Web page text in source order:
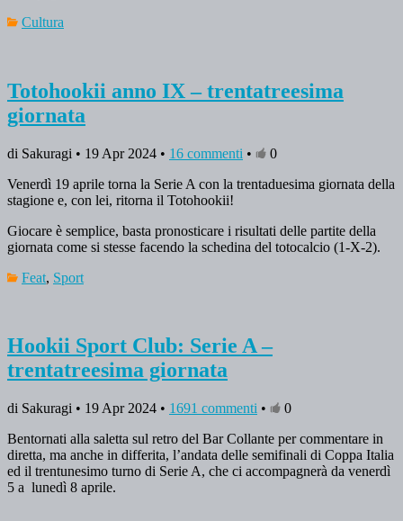
Cultura
Totohookii anno IX – trentatreesima
giornata
di Sakuragi • 19 Apr 2024 • 16 commenti •
0
Venerdì 19 aprile torna la Serie A con la trentaduesima giornata della
stagione e, con lei, ritorna il Totohookii!
Giocare è semplice, basta pronosticare i risultati delle partite della
giornata come si stesse facendo la schedina del totocalcio (1-X-2).
Feat, Sport
Hookii Sport Club: Serie A –
trentatreesima giornata
di Sakuragi • 19 Apr 2024 • 1691 commenti •
0
Bentornati alla saletta sul retro del Bar Collante per commentare in
diretta, ma anche in differita, l’andata delle semifinali di Coppa Italia
ed il trentunesimo turno di Serie A, che ci accompagnerà da venerdì
5 a lunedì 8 aprile.